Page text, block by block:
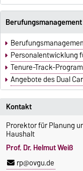
Berufungsmanagement
Personalentwicklung
Tenure-Track-
Angebote des Dual
Kontakt
Prorektor für Planung
Haushalt
Prof. Dr. Helmut Weiß
rp@ovgu.de